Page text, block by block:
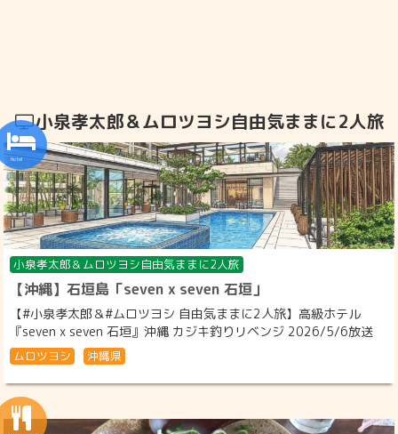
小泉孝太郎＆ムロツヨシ自由気ままに2人旅
小泉孝太郎＆ムロツヨシ自由気ままに2人旅
【沖縄】石垣島「seven x seven 石垣」
【#小泉孝太郎＆#ムロツヨシ 自由気ままに2人旅】高級ホテル
『seven x seven 石垣』沖縄 カジキ釣りリベンジ 2026/5/6放送
ムロツヨシ 沖縄県